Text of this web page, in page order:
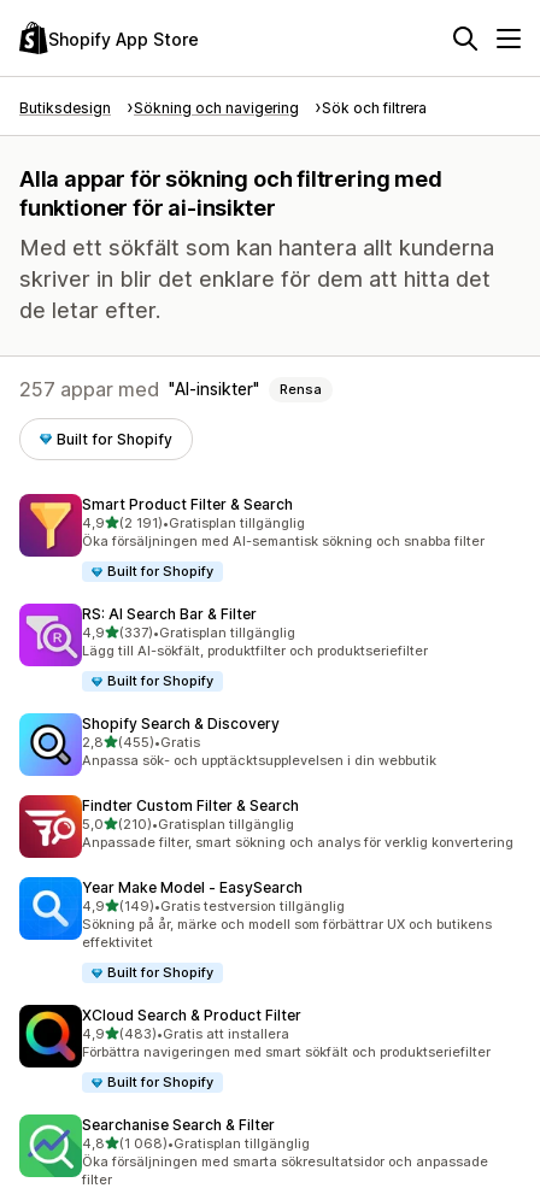
Shopify App Store
Butiksdesign Sökning och navigering Sök och filtrera
Alla appar för sökning och filtrering med
funktioner för ai-insikter
Med ett sökfält som kan hantera allt kunderna
skriver in blir det enklare för dem att hitta det
de letar efter.
257 appar med AI-insikter Rensa
Built for Shopify
Smart Product Filter & Search
4,9av 5 stjärnor
(2 191)
2191 recensioner totalt
•Gratisplan tillgänglig
Öka försäljningen med AI-semantisk sökning och snabba filter
Built for Shopify
RS: AI Search Bar & Filter
4,9av 5 stjärnor
(337)
337 recensioner totalt
•Gratisplan tillgänglig
Lägg till AI-sökfält, produktfilter och produktseriefilter
Built for Shopify
Shopify Search & Discovery
2,8av 5 stjärnor
(455)
455 recensioner totalt
•Gratis
Anpassa sök- och upptäcktsupplevelsen i din webbutik
Findter Custom Filter & Search
5,0av 5 stjärnor
(210)
210 recensioner totalt
•Gratisplan tillgänglig
Anpassade filter, smart sökning och analys för verklig konvertering
Year Make Model ‑ EasySearch
4,9av 5 stjärnor
(149)
149 recensioner totalt
•Gratis testversion tillgänglig
Sökning på år, märke och modell som förbättrar UX och butikens
effektivitet
Built for Shopify
XCloud Search & Product Filter
4,9av 5 stjärnor
(483)
483 recensioner totalt
•Gratis att installera
Förbättra navigeringen med smart sökfält och produktseriefilter
Built for Shopify
Searchanise Search & Filter
4,8av 5 stjärnor
(1 068)
1068 recensioner totalt
•Gratisplan tillgänglig
Öka försäljningen med smarta sökresultatsidor och anpassade
filter